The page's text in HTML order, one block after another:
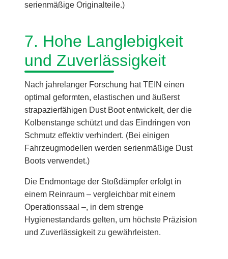
serienmäßige Originalteile.)
7. Hohe Langlebigkeit
und Zuverlässigkeit
Nach jahrelanger Forschung hat TEIN einen
optimal geformten, elastischen und äußerst
strapazierfähigen Dust Boot entwickelt, der die
Kolbenstange schützt und das Eindringen von
Schmutz effektiv verhindert. (Bei einigen
Fahrzeugmodellen werden serienmäßige Dust
Boots verwendet.)
Die Endmontage der Stoßdämpfer erfolgt in
einem Reinraum – vergleichbar mit einem
Operationssaal –, in dem strenge
Hygienestandards gelten, um höchste Präzision
und Zuverlässigkeit zu gewährleisten.